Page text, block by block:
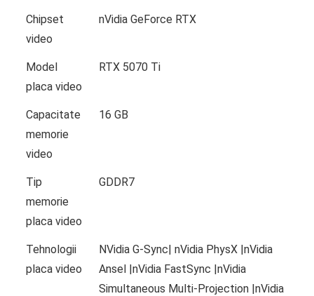
Chipset
video
nVidia GeForce RTX
Model
placa video
RTX 5070 Ti
Capacitate
memorie
video
16 GB
Tip
memorie
placa video
GDDR7
Tehnologii
placa video
NVidia G-Sync| nVidia PhysX |nVidia
Ansel |nVidia FastSync |nVidia
Simultaneous Multi-Projection |nVidia